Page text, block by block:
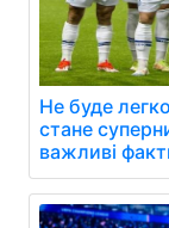
Не буде
стане
важливі